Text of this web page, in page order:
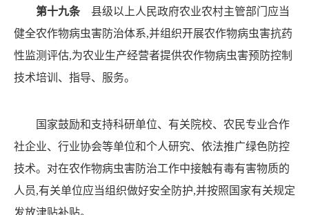
第十九条
县级以上人民政府农业农村主管部门应当
健全农作物病虫害防治体系,并组织开展农作物病虫害抗药
性监测评估,为农业生产经营者提供农作物病虫害预防控制
技术培训、指导、服务。
国家鼓励和支持科研单位、有关院校、农民专业合作
社企业、行业协会等单位和个人研究、依法推广绿色防控
技术。 对在农作物病虫害防治工作中接触有毒有害物质的
人员,有关单位应当组织做好安全防护,并按照国家有关规定
发放津贴补贴。